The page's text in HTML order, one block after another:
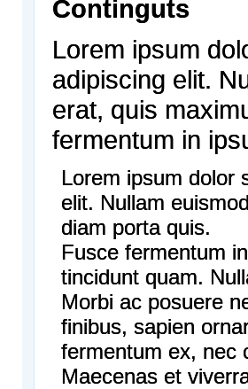
Continguts
Lorem ipsum
adipiscing elit.
erat, quis
fermentum in
Lorem ipsum dolor
elit. Nullam
diam porta quis.
Fusce fermentum
tincidunt quam.
Morbi ac posuere
finibus, sapien
fermentum ex, nec
Maecenas et